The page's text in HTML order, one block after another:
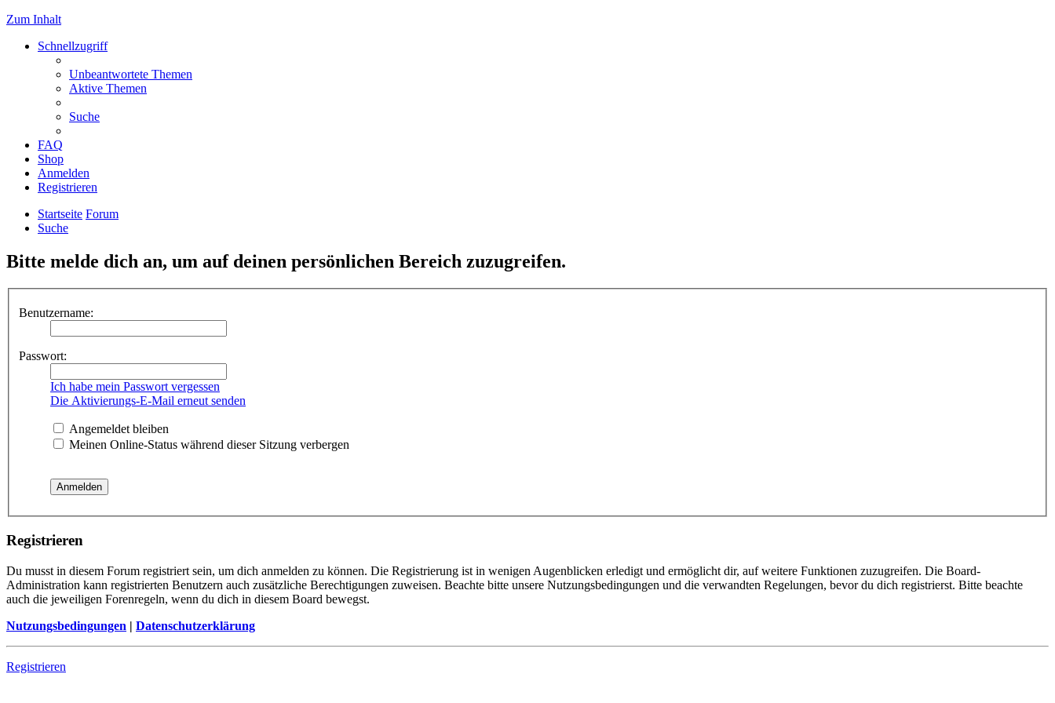
Zum Inhalt
Schnellzugriff
Unbeantwortete Themen
Aktive Themen
Suche
FAQ
Shop
Anmelden
Registrieren
Startseite Forum
Suche
Bitte melde dich an, um auf deinen persönlichen Bereich zuzugreifen.
Benutzername:
Passwort:
Ich habe mein Passwort vergessen
Die Aktivierungs-E-Mail erneut senden
Angemeldet bleiben
Meinen Online-Status während dieser Sitzung verbergen
Registrieren
Du musst in diesem Forum registriert sein, um dich anmelden zu können. Die Registrierung ist in wenigen Augenblicken erledigt und ermöglicht dir, auf weitere Funktionen zuzugreifen. Die Board-
Administration kann registrierten Benutzern auch zusätzliche Berechtigungen zuweisen. Beachte bitte unsere Nutzungsbedingungen und die verwandten Regelungen, bevor du dich registrierst. Bitte beachte
auch die jeweiligen Forenregeln, wenn du dich in diesem Board bewegst.
Nutzungsbedingungen | Datenschutzerklärung
Registrieren